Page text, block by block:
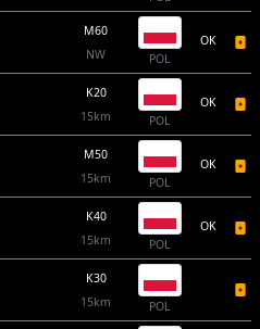
M60
NW
POL
OK
K20
15km
POL
OK
M50
15km
POL
OK
K40
15km
POL
OK
K30
15km
POL